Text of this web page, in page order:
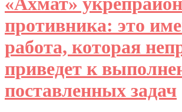
противника: это
работа, которая
приведет к
поставленных задач